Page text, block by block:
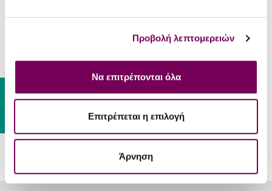
Προβολή λεπτομερειών
Να επιτρέπονται όλα
Επιτρέπεται η επιλογή
Άρνηση
Pair
Seafood, pasta with red or rosé
sauce, sweet-sour dishes.
Temp
9 - 12 °C
Gift Card